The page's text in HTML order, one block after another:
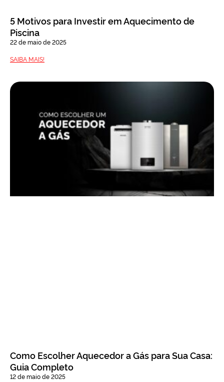
5 Motivos para Investir em Aquecimento de
Piscina
22 de maio de 2025
SAIBA MAIS!
Como Escolher Aquecedor a Gás para Sua Casa:
Guia Completo
12 de maio de 2025